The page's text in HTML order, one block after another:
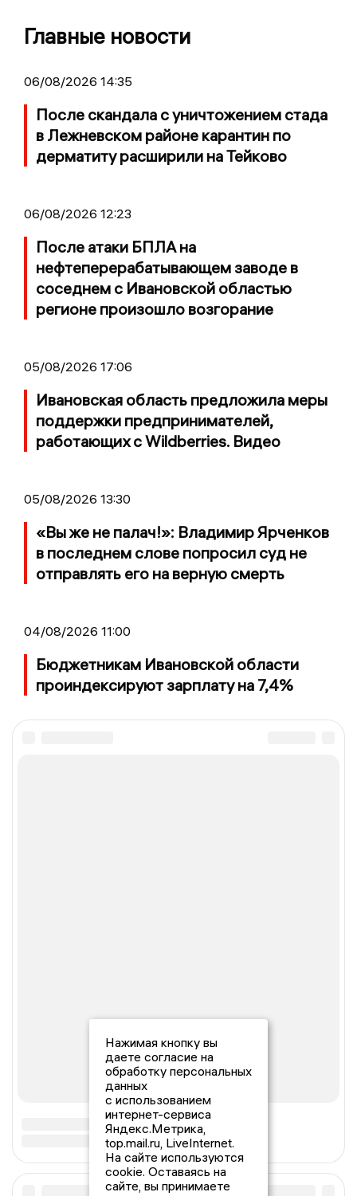
Главные новости
06/08/2026 14:35
После скандала с уничтожением стада
в Лежневском районе карантин по
дерматиту расширили на Тейково
06/08/2026 12:23
После атаки БПЛА на
нефтеперерабатывающем заводе в
соседнем с Ивановской областью
регионе произошло возгорание
05/08/2026 17:06
Ивановская область предложила меры
поддержки предпринимателей,
работающих с Wildberries. Видео
05/08/2026 13:30
«Вы же не палач!»: Владимир Ярченков
в последнем слове попросил суд не
отправлять его на верную смерть
04/08/2026 11:00
Бюджетникам Ивановской области
проиндексируют зарплату на 7,4%
Нажимая кнопку вы
даете согласие на
обработку персональных
данных
с использованием
интернет-сервиса
Яндекс.Метрика,
top.mail.ru, LiveInternet.
На сайте используются
cookie. Оставаясь на
сайте, вы принимаете